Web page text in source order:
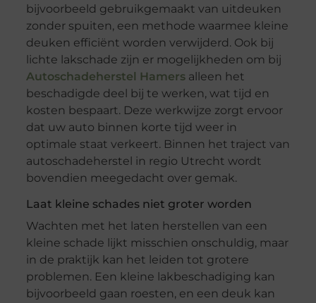
bijvoorbeeld gebruikgemaakt van uitdeuken
zonder spuiten, een methode waarmee kleine
deuken efficiënt worden verwijderd. Ook bij
lichte lakschade zijn er mogelijkheden om bij
Autoschadeherstel Hamersalleen het
beschadigde deel bij te werken, wat tijd en
kosten bespaart. Deze werkwijze zorgt ervoor
dat uw auto binnen korte tijd weer in
optimale staat verkeert. Binnen het traject van
autoschadeherstel in regio Utrecht wordt
bovendien meegedacht over gemak.
Laat kleine schades niet groter worden
Wachten met het laten herstellen van een
kleine schade lijkt misschien onschuldig, maar
in de praktijk kan het leiden tot grotere
problemen. Een kleine lakbeschadiging kan
bijvoorbeeld gaan roesten, en een deuk kan